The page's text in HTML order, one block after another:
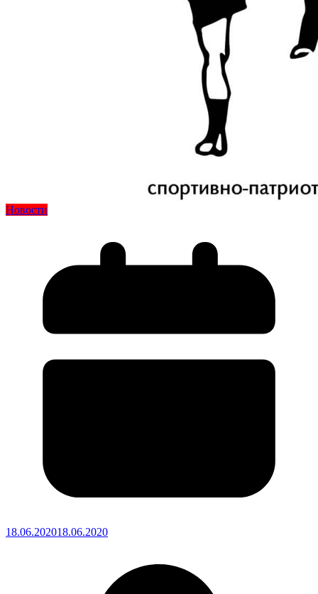
Новости
18.06.202018.06.2020